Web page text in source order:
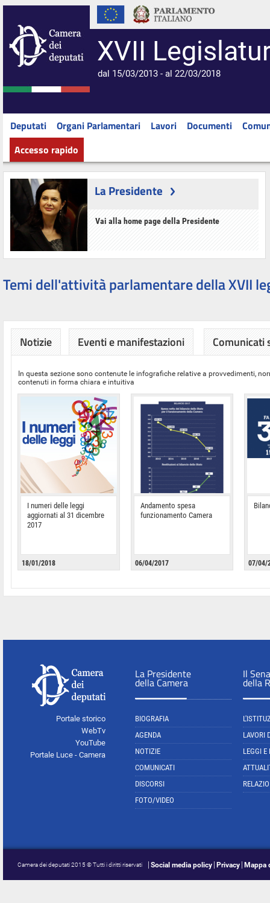
XVII
dal 15/03/2013 - al 22/03/2018
Deputati Organi Parlamentari Lavori Documenti
Accesso rapido
La Presidente
Vai alla home page della Presidente
Temi dell'attività parlamentare della XVII
Notizie Eventi e manifestazioni Comunicati
In questa sezione sono contenute le infografiche relative a provvedimenti,
contenuti in forma chiara e intuitiva
I numeri delle leggi
aggiornati al 31 dicembre
2017
18/01/2018
Andamento spesa
funzionamento Camera
06/04/2017 07/04/
Portale storico
WebTv
YouTube
Portale Luce - Camera
La Presidente
della Camera
BIOGRAFIA
AGENDA
NOTIZIE
COMUNICATI
DISCORSI
FOTO/VIDEO
Il
della
LAVORI
LEGGI E
Camera dei deputati 2015 © Tutti i diritti riservati Social media policy Privacy Mappa